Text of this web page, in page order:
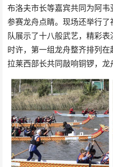
布洛夫市长等嘉宾共同为阿
参赛龙舟点睛。现场还举行
队展示了十八般武艺，精彩
时许，第一组龙舟整齐排列
拉莱西部长共同敲响铜锣，龙